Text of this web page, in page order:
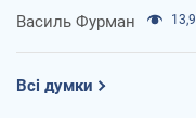
Василь Фурман
Всі думки